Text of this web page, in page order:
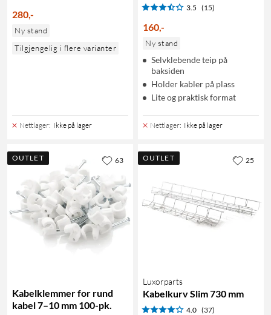
280,-
Ny stand
Tilgjengelig i flere varianter
Nettlager: Ikke på lager
3.5 (15)
160,-
Ny stand
Selvklebende teip på
baksiden
Holder kabler på plass
Lite og praktisk format
Nettlager: Ikke på lager
OUTLET
Kabelklemmer for rund
kabel 7–10 mm 100-pk.
63 OUTLET
Luxorparts
Kabelkurv Slim 730 mm
4.0 (37)
25